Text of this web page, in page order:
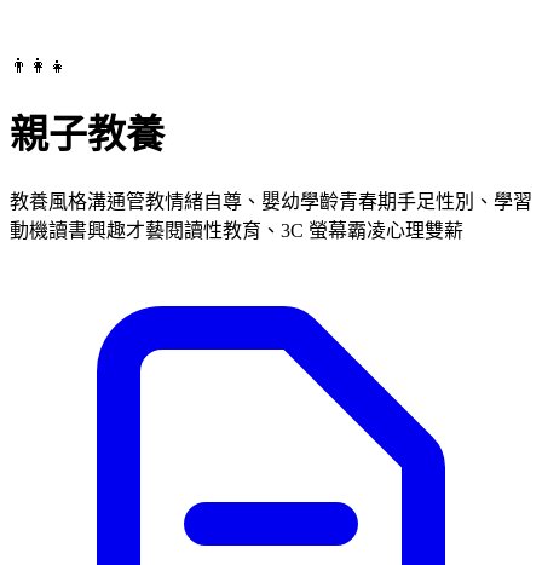
👨‍👩‍👧
親子教養
教養風格溝通管教情緒自尊、嬰幼學齡青春期手足性別、學習
動機讀書興趣才藝閱讀性教育、3C 螢幕霸凌心理雙薪